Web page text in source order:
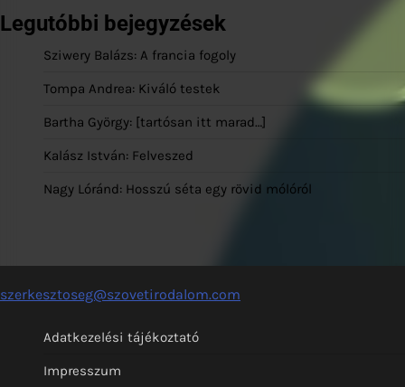
Legutóbbi bejegyzések
Sziwery Balázs: A francia fogoly
Tompa Andrea: Kiváló testek
Bartha György: [tartósan itt marad…]
Kalász István: Felveszed
Nagy Lóránd: Hosszú séta egy rövid mólóról
szerkesztoseg@szovetirodalom.com
Adatkezelési tájékoztató
Impresszum